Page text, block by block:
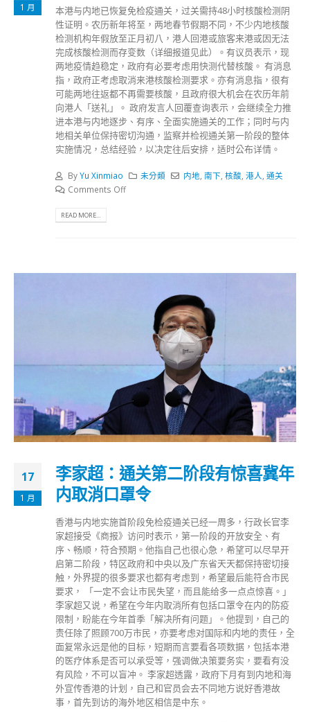
1 月
本港与内地已恢复免检疫通关，过关需持48小时核酸检测阴
性证明。农历新年将至，两地春节假期不同，不少内地核酸
检测机构年假放至正月初八，港人回港或旅客来港或因无法
完成核酸检测而存变数（详细报道见此）。有议员表示，现
两地疫情趋稳定，政府有必要考虑用快测代替核酸。 有消息
指，政府正考虑取消来港核酸检测要求。亦有消息指，很有
可能两地往返都不再需要核酸，且政府很大机会在农历年前
向港人「送礼」。 政府发言人回覆查询表示，会继续全力推
进本港与内地逐步、有序、全面实施通关的工作；同时与内
地相关单位保持密切沟通，监察并检视通关第一阶段的整体
实施情况，总结经验，以决定往后安排，适时公布详情。
ByYu Xinmiao 未分類 内地,南下,核酸,港人,通关
Comments Off
READ MORE...
17
1 月
李家超：通关第二阶段有惊喜冀年
内取消口罩令
香港与内地实施首阶段免检疫通关已经一周多，行政长官李
家超接受《商报》访问时表示，第一阶段的开放安全、有
序、畅顺，符合预期。他指自己也很心急，希望可以尽早开
启第二阶段，特区政府和中央以及广东省天天都保持密切接
触，外界提的很多要求也都有考虑到，希望最后能符合市民
要求， 「一定不会让市民失望，而且能给多一点点惊喜。」
李家超又说，希望在今年内取消所有包括口罩令在内的防疫
限制，盼能在今年首季「解决所有问题」。他提到，自己的
责任除了照顾700万市民，亦要考虑对国际和内地的责任，全
面复常永远是他的目标，短期而言要看各项数据，包括本港
的医疗体系是否可以承受等，强调做决策要务实，要看有没
有风险，不可以盲冲。 李家超透露，政府下月有到内地和海
外宣传香港的计划，自己和官员会去不同地方说好香港故
事，首先到访的海外地区相信是中东。